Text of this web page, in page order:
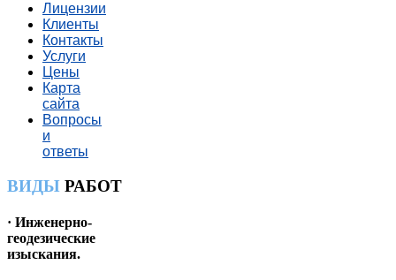
Лицензии
Клиенты
Контакты
Услуги
Цены
Карта
сайта
Вопросы
и
ответы
ВИДЫ РАБОТ
· Инженерно-
геодезические
изыскания.